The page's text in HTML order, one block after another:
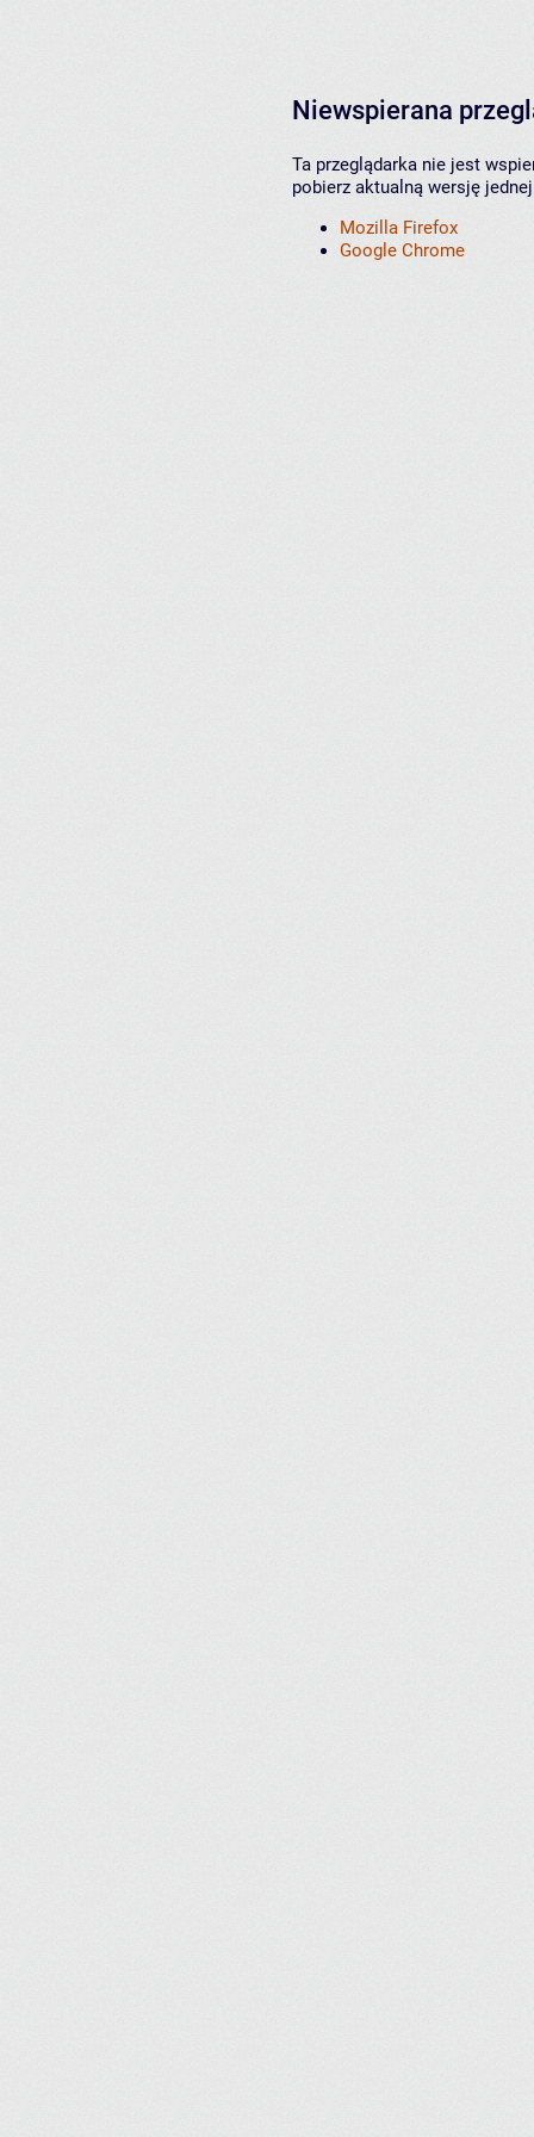
Niewspierana
Ta przeglądarka nie jest
pobierz aktualną wersję
Mozilla Firefox
Google Chrome